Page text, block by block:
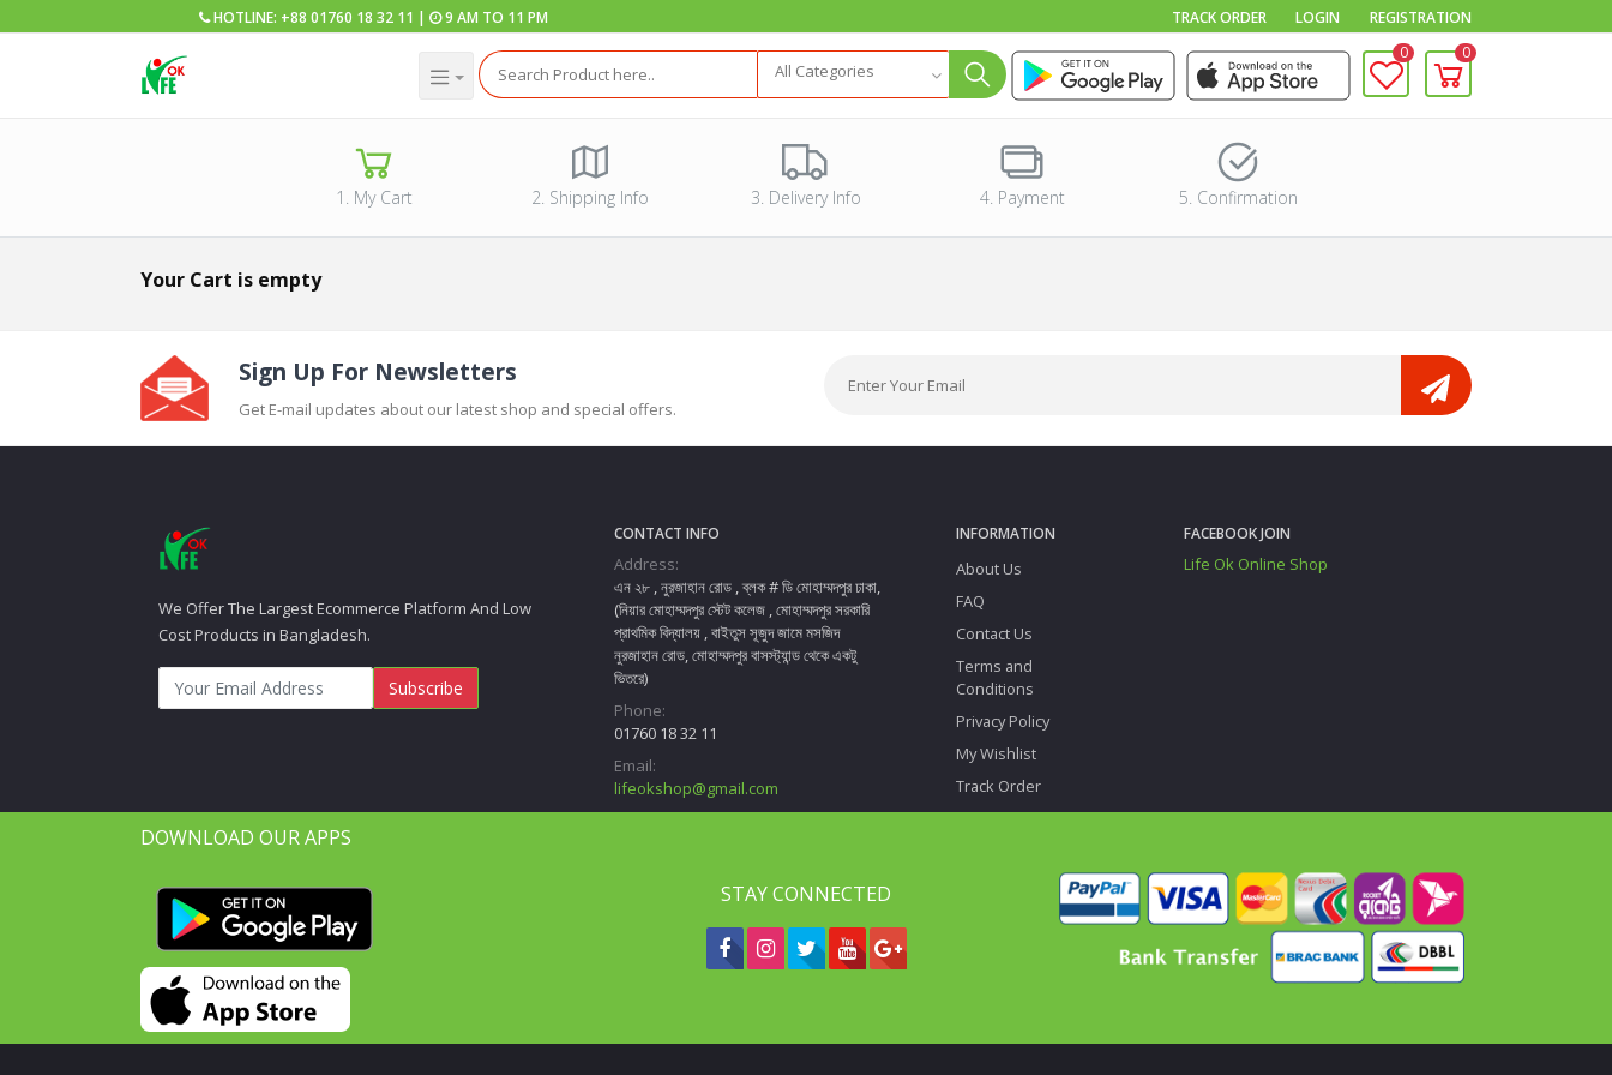
HOTLINE: +88 01760 18 32 11 | 9 AM TO 11 PM TRACK ORDER LOGIN REGISTRATION
All Categories
0 0
1. My Cart 2. Shipping Info 3. Delivery Info 4. Payment 5. Confirmation
Your Cart is empty
Sign Up For Newsletters
Get E-mail updates about our latest shop and special offers.
We Offer The Largest Ecommerce Platform And Low
Cost Products in Bangladesh.
Subscribe
CONTACT INFO
Address:
এন ২৮ , নুরজাহান রোড , ব্লক # ডি মোহাম্মদপুর ঢাকা,
(নিয়ার মোহাম্মদপুর স্টেট কলেজ , মোহাম্মদপুর সরকারি
প্রাথমিক বিদ্যালয় , বাইতুস সূজুদ জামে মসজিদ
নুরজাহান রোড, মোহাম্মদপুর বাসস্ট্যান্ড থেকে একটু
ভিতরে)
Phone:
01760 18 32 11
Email:
lifeokshop@gmail.com
INFORMATION
About Us
FAQ
Contact Us
Terms and
Conditions
Privacy Policy
My Wishlist
Track Order
FACEBOOK JOIN
Life Ok Online Shop
DOWNLOAD OUR APPS
STAY CONNECTED